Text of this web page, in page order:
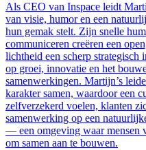
Als CEO van Inspace leidt
van visie, humor en een
hun gemak stelt. Zijn snelle
communiceren creëren een
lichtheid een scherp
op groei, innovatie en het
samenwerkingen. Martijn’s
karakter samen, waardoor een
zelfverzekerd voelen, klanten
samenwerking op een
— een omgeving waar mensen
om samen aan te bouwen.